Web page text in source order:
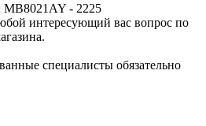
MB8021AY - 2225
интересующий вас вопрос по
специалисты обязательно